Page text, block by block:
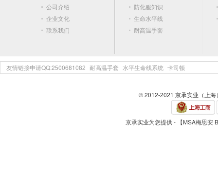
公司介绍
企业文化
联系我们
防化服知识
生命水平线
耐高温手套
友情链接申请QQ:2500681082 耐高温手套 水平生命线系统 卡司顿
© 2012-2021 京承实业（上
京承实业为您提供 - 【MSA梅思安